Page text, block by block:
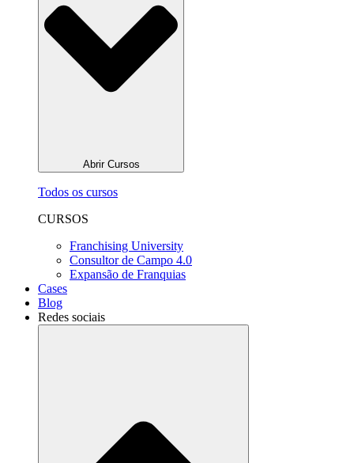
Abrir Cursos
Todos os cursos
CURSOS
Franchising University
Consultor de Campo 4.0
Expansão de Franquias
Cases
Blog
Redes sociais